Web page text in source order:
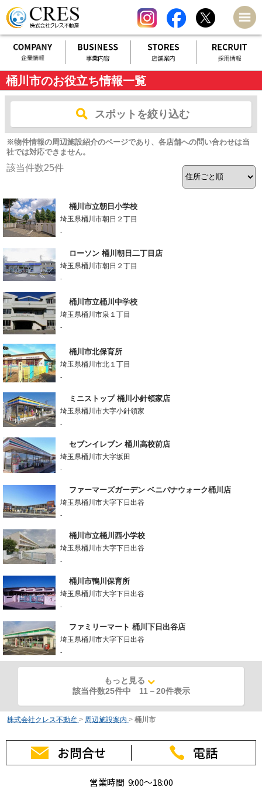
桶川市のお役立ち情報一覧
スポットを絞り込む
※物件情報の周辺施設紹介のページであり、各店舗への問い合わせは当
社では対応できません。
該当件数25件
桶川市立朝日小学校
埼玉県桶川市朝日２丁目
-
ローソン 桶川朝日二丁目店
埼玉県桶川市朝日２丁目
-
桶川市立桶川中学校
埼玉県桶川市泉１丁目
-
桶川市北保育所
埼玉県桶川市北１丁目
-
ミニストップ 桶川小針領家店
埼玉県桶川市大字小針領家
-
セブンイレブン 桶川高校前店
埼玉県桶川市大字坂田
-
ファーマーズガーデン ベニバナウォーク桶川店
埼玉県桶川市大字下日出谷
-
桶川市立桶川西小学校
埼玉県桶川市大字下日出谷
-
桶川市鴨川保育所
埼玉県桶川市大字下日出谷
-
ファミリーマート 桶川下日出谷店
埼玉県桶川市大字下日出谷
-
もっと見る
該当件数25件中 11 －20件表示
株式会社クレス不動産 > 周辺施設案内 > 桶川市
お問合せ 電話
営業時間 9:00～18:00